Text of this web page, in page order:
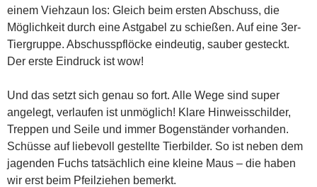
einem Viehzaun los: Gleich beim ersten Abschuss, die
Möglichkeit durch eine Astgabel zu schießen. Auf eine 3er-
Tiergruppe. Abschusspflöcke eindeutig, sauber gesteckt.
Der erste Eindruck ist wow!
Und das setzt sich genau so fort. Alle Wege sind super
angelegt, verlaufen ist unmöglich! Klare Hinweisschilder,
Treppen und Seile und immer Bogenständer vorhanden.
Schüsse auf liebevoll gestellte Tierbilder. So ist neben dem
jagenden Fuchs tatsächlich eine kleine Maus – die haben
wir erst beim Pfeilziehen bemerkt.